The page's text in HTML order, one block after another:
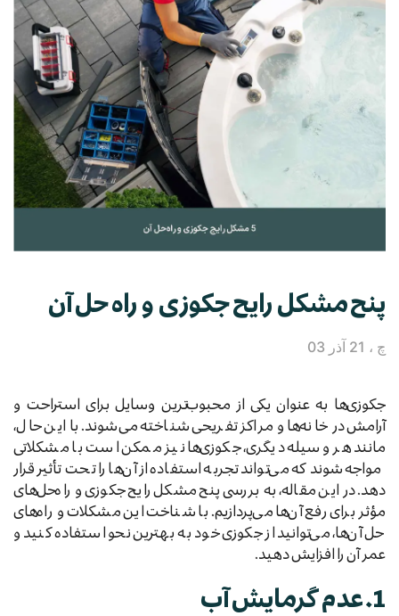
پنج مشکل رایج جکوزی و راه حل آن
چ ، 21 آذر 03
جکوزی‌ها به عنوان یکی از محبوب‌ترین وسایل برای استراحت و
آرامش در خانه‌ها و مراکز تفریحی شناخته می‌شوند. با این حال،
مانند هر وسیله دیگری، جکوزی‌ها نیز ممکن است با مشکلاتی
مواجه شوند که می‌تواند تجربه استفاده از آن‌ها را تحت تأثیر قرار
دهد. در این مقاله، به بررسی پنج مشکل رایج جکوزی و راه‌حل‌های
مؤثر برای رفع آن‌ها می‌پردازیم. با شناخت این مشکلات و راه‌های
حل آن‌ها، می‌توانید از جکوزی خود به بهترین نحو استفاده کنید و
عمر آن را افزایش دهید.
1. عدم گرمایش آب